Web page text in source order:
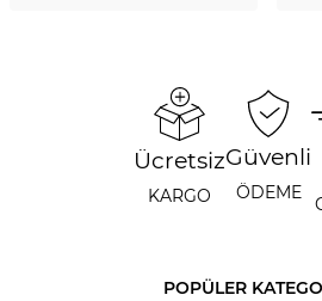
Ücretsiz
KARGO
Güvenli
ÖDEME
POPÜLER